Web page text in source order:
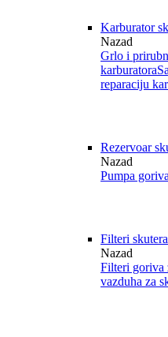
Karburator
Nazad
Grlo i
karburatora
reparaciju
Rezervoar
Nazad
Pumpa goriva
Filteri skutera
Nazad
Filteri goriva
vazduha za